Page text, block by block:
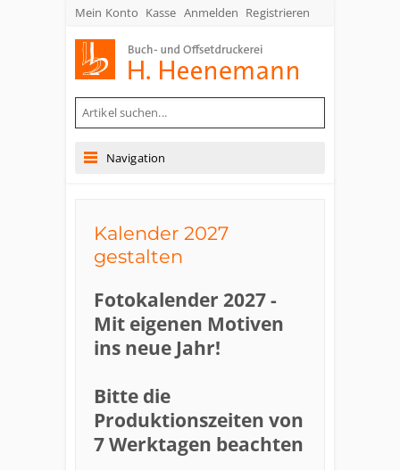
Mein Konto Kasse Anmelden Registrieren
Navigation
Kalender 2027
gestalten
Fotokalender 2027 -
Mit eigenen Motiven
ins neue Jahr!
Bitte die
Produktionszeiten von
7 Werktagen beachten